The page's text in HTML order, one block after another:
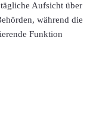
Aufsicht über
während die
Funktion